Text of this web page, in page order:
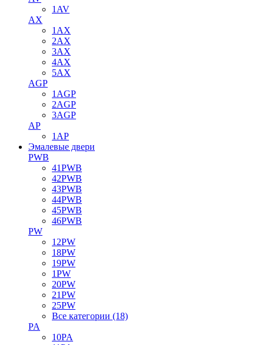
1AV
AX
1AX
2AX
3AX
4AX
5AX
AGP
1AGP
2AGP
3AGP
AP
1AP
Эмалевые двери
PWB
41PWB
42PWB
43PWB
44PWB
45PWB
46PWB
PW
12PW
18PW
19PW
1PW
20PW
21PW
25PW
Все категории (18)
PA
10PA